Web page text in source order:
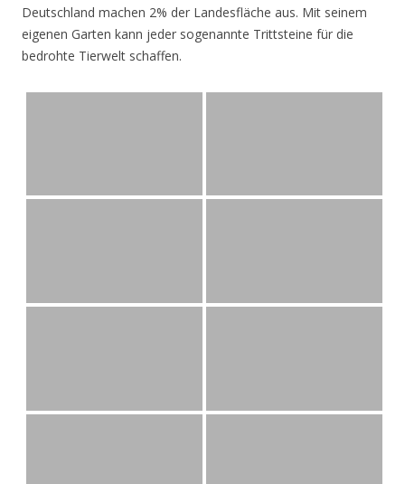
Deutschland machen 2% der Landesfläche aus. Mit seinem
eigenen Garten kann jeder sogenannte Trittsteine für die
bedrohte Tierwelt schaffen.